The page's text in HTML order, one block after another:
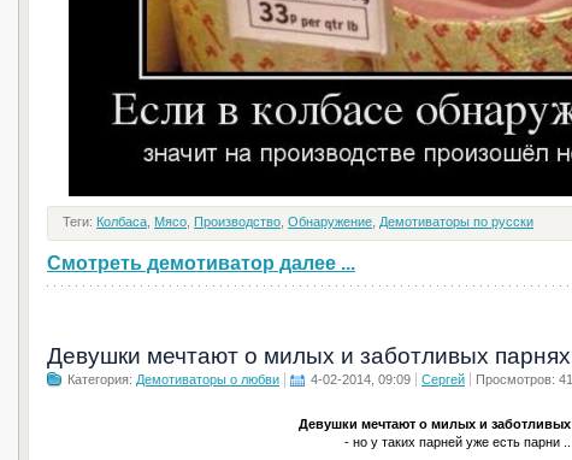
Теги: Колбаса Мясо Производство Обнаружение Демотиваторы по русски
Смотреть демотиватор далее ...
Девушки мечтают о милых и заботливых парнях
Категория: Демотиваторы о любви 4-02-2014, 09:09 Сергей Просмотров:
Девушки мечтают о милых и заботливых
- но у таких парней уже есть парни